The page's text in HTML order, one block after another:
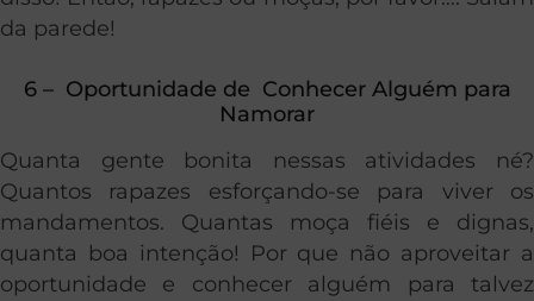
da parede!
6 – Oportunidade de Conhecer Alguém para
Namorar
Quanta gente bonita nessas atividades né?
Quantos rapazes esforçando-se para viver os
mandamentos. Quantas moça fiéis e dignas,
quanta boa intenção! Por que não aproveitar a
oportunidade e conhecer alguém para talvez